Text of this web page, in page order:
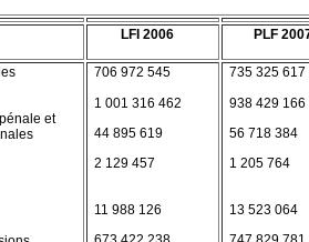
LFI 2006 PLF
et
706 972 545
1 001 316 462
44 895 619
2 129 457
11 988 126
735 325 617
938 429 166
56 718 384
1 205 764
13 523 064